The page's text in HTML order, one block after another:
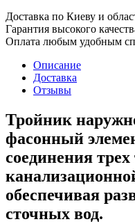
Доставка по Киеву и
Гарантия высокого
Оплата любым удобным
Описание
Доставка
Отзывы
Тройник
фасонный
соединения трех
обеспечивая
сточных вод.